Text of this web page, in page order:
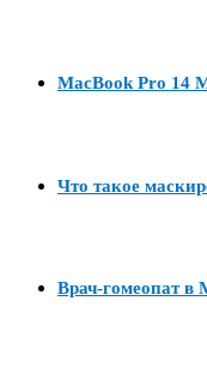
MacBook Pro 14
Что такое
Врач-гомеопат в